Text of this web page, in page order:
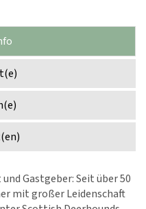
Gastgeber: Seit über 50
mit großer Leidenschaft